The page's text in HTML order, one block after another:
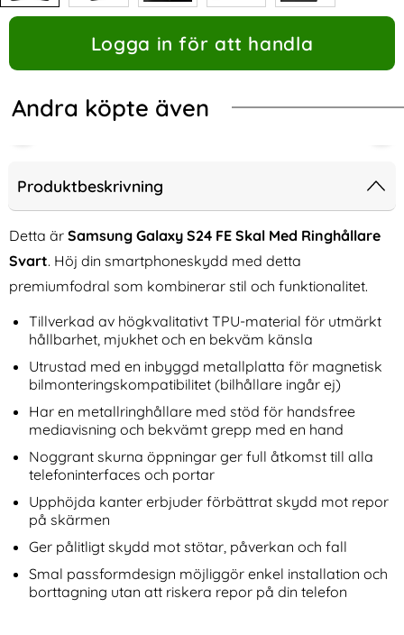
Logga in för att handla
Andra köpte även
Glas - Med Monteringsram
2-Pack Samsung Galaxy S24
FE Skärmskydd i Härdat Glas
Heltäckande
Art. nr 235293
rea pris
86 krtidigare pris
86 kr
Tillgänglighet:
I lager
Köp
Galaxy S24 FE Skärmskydd i Härdat Glas
2-Pack Samsung A56
Skärmskydd I Härdat Glas -
Med Monteringsram
Art. nr 246490
rea pris
89 kr tidigare pris
189 kr
Tillgänglighet:
I lager
2-Pack Samsung A56 Skärmskydd I
Produktbeskrivning
Detta är Samsung Galaxy S24 FE Skal Med Ringhållare
Svart. Höj din smartphoneskydd med detta
premiumfodral som kombinerar stil och funktionalitet.
Tillverkad av högkvalitativt TPU-material för utmärkt
hållbarhet, mjukhet och en bekväm känsla
Utrustad med en inbyggd metallplatta för magnetisk
bilmonteringskompatibilitet (bilhållare ingår ej)
Har en metallringhållare med stöd för handsfree
mediavisning och bekvämt grepp med en hand
Noggrant skurna öppningar ger full åtkomst till alla
telefoninterfaces och portar
Upphöjda kanter erbjuder förbättrat skydd mot repor
på skärmen
Ger pålitligt skydd mot stötar, påverkan och fall
Smal passformdesign möjliggör enkel installation och
borttagning utan att riskera repor på din telefon